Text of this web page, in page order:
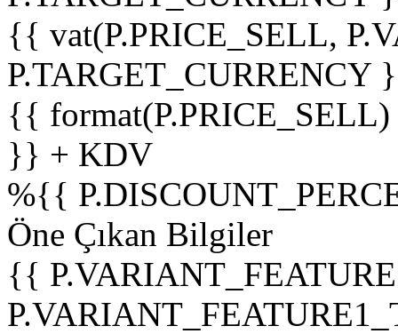
{{ vat(P.PRICE_SELL,
P.TARGET_CURRENCY
{{
}} + KDV
%{{
Öne Çıkan Bilgiler
{{